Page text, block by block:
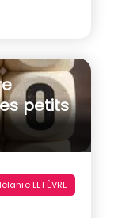
petits
LEFÈVRE